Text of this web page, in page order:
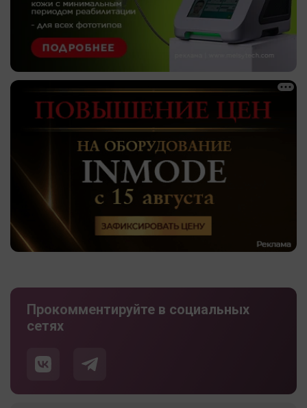
Прокомментируйте в социальных
сетях